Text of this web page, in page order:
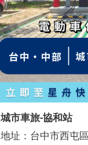
城市車旅-協和站
地址：台中市西屯